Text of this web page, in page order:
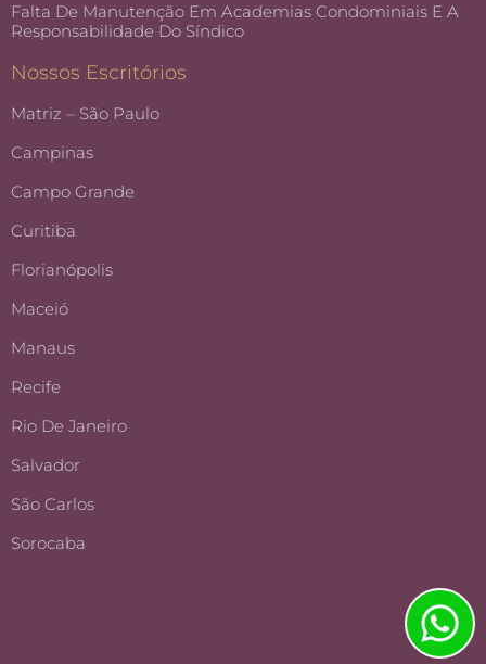
Falta De Manutenção Em Academias Condominiais E A
Responsabilidade Do Síndico
Nossos Escritórios
Matriz – São Paulo
Campinas
Campo Grande
Curitiba
Florianópolis
Maceió
Manaus
Recife
Rio De Janeiro
Salvador
São Carlos
Sorocaba